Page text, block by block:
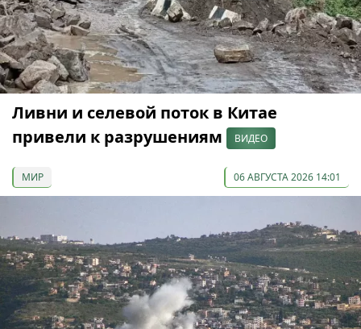
Ливни и селевой поток в Китае
привели к разрушениям
ВИДЕО
МИР 06 АВГУСТА 2026 14:01